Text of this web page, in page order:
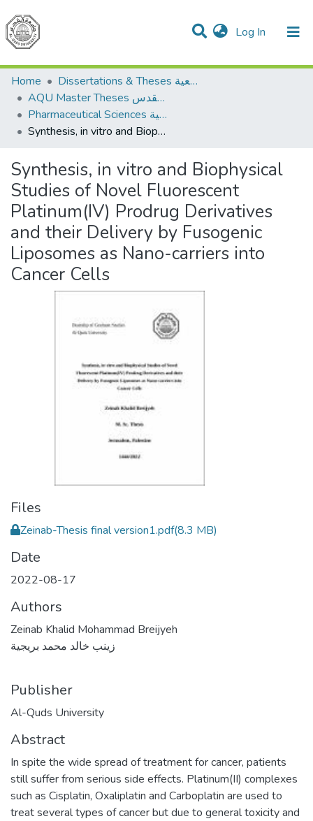
Log In (current)
Communities & Collections
All of DSpace
Home
Dissertations & Theses الرسائل الجامعية
AQU Master Theses الرسائل الجامعية الخاصة بجامعة القدس
Pharmaceutical Sciences العلوم الصيدلانية
Synthesis, in vitro and Biophysical Studies of Novel Fluorescent Platinum(IV) Prodrug Derivatives and their Delivery by Fusogenic Liposomes as Nano-carriers into Cancer Cells
Synthesis, in vitro and Biophysical
Studies of Novel Fluorescent
Platinum(IV) Prodrug Derivatives
and their Delivery by Fusogenic
Liposomes as Nano-carriers into
Cancer Cells
Files
Zeinab-Thesis final version1.pdf(8.3 MB)
Date
2022-08-17
Authors
Zeinab Khalid Mohammad Breijyeh
زينب خالد محمد بريجية
Publisher
Al-Quds University
Abstract
In spite the wide spread of treatment for cancer, patients
still suffer from serious side effects. Platinum(II) complexes
such as Cisplatin, Oxaliplatin and Carboplatin are used to
treat several types of cancer but due to general toxicity and